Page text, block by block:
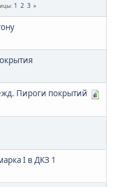
1 2 3
Пироги покрытий
I в ДКЗ 1